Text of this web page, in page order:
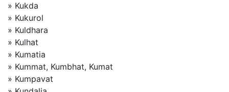
» Kukda
» Kukurol
» Kuldhara
» Kulhat
» Kumatia
» Kummat, Kumbhat, Kumat
» Kumpavat